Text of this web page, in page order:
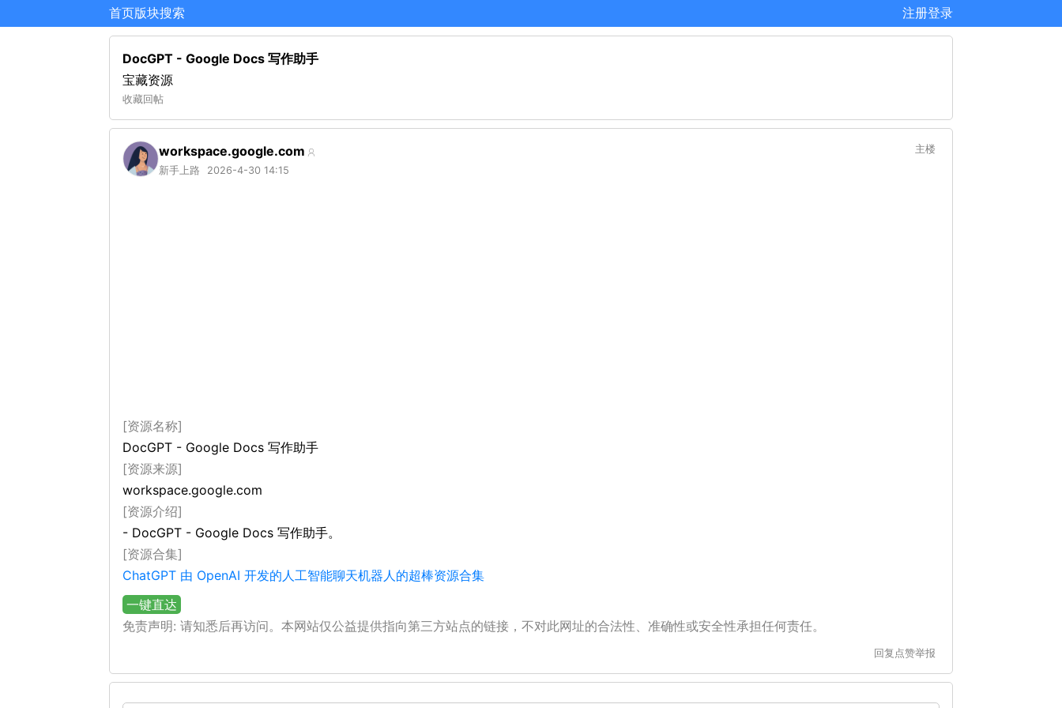
首页版块搜索 注册登录
DocGPT - Google Docs 写作助手
宝藏资源
收藏回帖
workspace.google.com
新手上路 2026-4-30 14:15
主楼
[资源名称]
DocGPT - Google Docs 写作助手
[资源来源]
workspace.google.com
[资源介绍]
- DocGPT - Google Docs 写作助手。
[资源合集]
ChatGPT 由 OpenAI 开发的人工智能聊天机器人的超棒资源合集
一键直达
免责声明: 请知悉后再访问。本网站仅公益提供指向第三方站点的链接，不对此网址的合法性、准确性或安全性承担任何责任。
回复 点赞举报